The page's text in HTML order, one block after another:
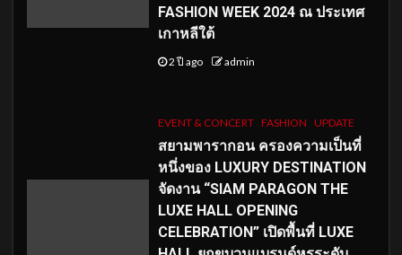
FASHION WEEK 2024 ณ ประเทศ
เกาหลีใต้
2 ปี ago admin
EVENT & CONCERT FASHION UPDATE
สยามพารากอน ครองความเป็นที่
หนึ่งของ LUXURY DESTINATION
จัดงาน “SIAM PARAGON THE
LUXE HALL OPENING
CELEBRATION” เปิดพื้นที่ LUXE